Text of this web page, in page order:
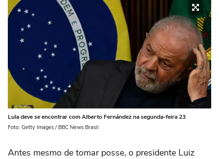
Lula deve se encontrar com Alberto Fernández na segunda-feira 23
Foto: Getty Images / BBC News Brasil
Antes mesmo de tomar posse, o presidente Luiz